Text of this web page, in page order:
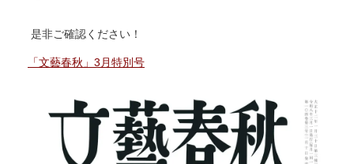
是非ご確認ください！
「文藝春秋」3月特別号